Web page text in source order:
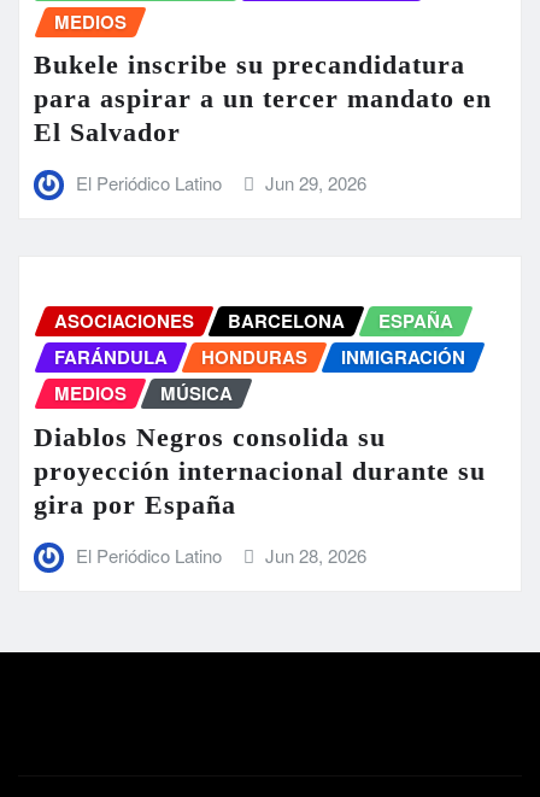
MEDIOS
Bukele inscribe su precandidatura
para aspirar a un tercer mandato en
El Salvador
El Periódico Latino Jun 29, 2026
ASOCIACIONES BARCELONA
ESPAÑA
FARÁNDULA
HONDURAS
INMIGRACIÓN
MEDIOS
MÚSICA
Diablos Negros consolida su
proyección internacional durante su
gira por España
El Periódico Latino Jun 28, 2026